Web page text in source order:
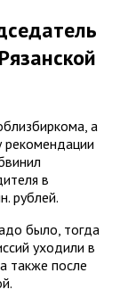
а
рекомендации
в
рублей.
было, тогда
уходили в
также после